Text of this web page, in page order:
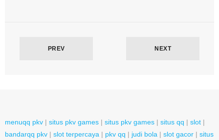
PREV NEXT
menuqq pkv | situs pkv games | situs pkv games | situs qq | slot |
bandarqq pkv | slot terpercaya | pkv qq | judi bola | slot gacor | situs